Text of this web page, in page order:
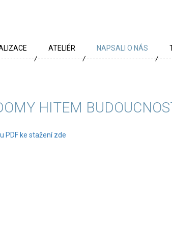
ATELIÉR
KRÉDA
KARIÉRA
NAPSALI O NÁS
HITEM
PDF ke stažení zde